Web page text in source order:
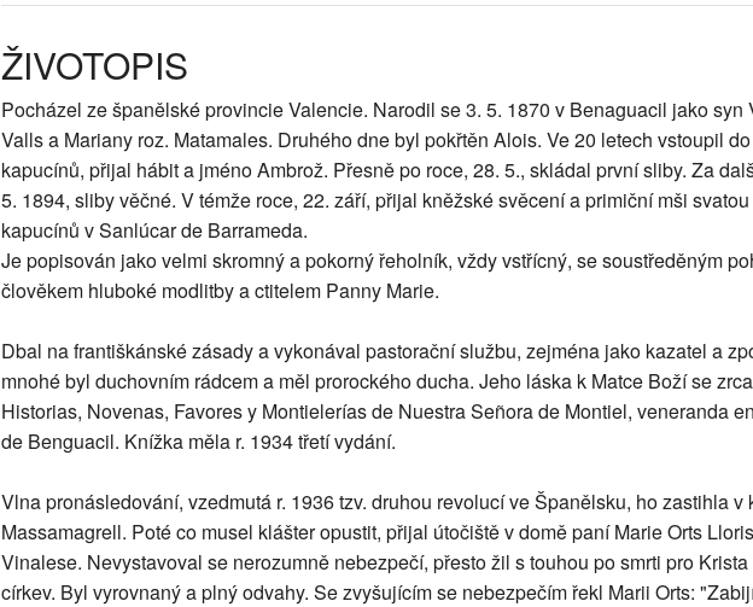
ŽIVOTOPIS
Pocházel ze španělské provincie Valencie. Narodil se 3. 5. 1870 v Benaguacil jako syn
Valls a Mariany roz. Matamales. Druhého dne byl pokřtěn Alois. Ve 20 letech vstoupil
kapucínů, přijal hábit a jméno Ambrož. Přesně po roce, 28. 5., skládal první sliby. Za
5. 1894, sliby věčné. V témže roce, 22. září, přijal kněžské svěcení a primiční mši
kapucínů v Sanlúcar de Barrameda.
Je popisován jako velmi skromný a pokorný řeholník, vždy vstřícný, se soustředěným
člověkem hluboké modlitby a ctitelem Panny Marie.
Dbal na františkánské zásady a vykonával pastorační službu, zejména jako kazatel a
mnohé byl duchovním rádcem a měl prorockého ducha. Jeho láska k Matce Boží se
Historias, Novenas, Favores y Montielerías de Nuestra Señora de Montiel, veneranda
de Benguacil. Knížka měla r. 1934 třetí vydání.
Vlna pronásledování, vzedmutá r. 1936 tzv. druhou revolucí ve Španělsku, ho zastihla v
Massamagrell. Poté co musel klášter opustit, přijal útočiště v domě paní Marie Orts
Vinalese. Nevystavoval se nerozumně nebezpečí, přesto žil s touhou po smrti pro
církev. Byl vyrovnaný a plný odvahy. Se zvyšujícím se nebezpečím řekl Marii Orts: